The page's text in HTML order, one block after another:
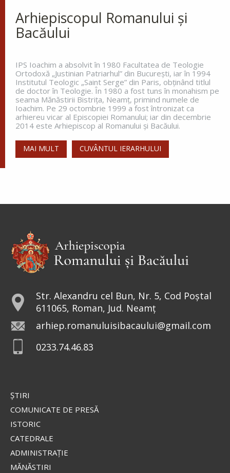
veneau la dânsul și îi aducea de...
Sfântul Cuvios Nicanor s-a născut
în anul 1491, în Tesalonic. Părinții
săi, Ioan și Maria, doi credincioși
înstăriți, au întâmpinat mari
greutăți în a dobândi prunci....
Sfânta Irina,
de bărbați, sfânta a avut curajul să
Sfântul Sfinţit Mucenic Narcis,
Cinstirea Sfintei Icoane a
îmbrăcată într-o mantie roșie strălucitoare și un
Fraților, lauda noastră aceasta este: mărturia
Arhiepiscopul Romanului și
Bacăului
IPS Ioachim a absolvit în 1980 Facultatea de Teologie
Ortodoxă „Justinian Patriarhul” din Bucureşti, iar în 1994
Institutul Teologic „Saint Serge” din Paris, obţinând titlul
de doctor în Teologie. În 1980 a fost tuns în monahism pe
seama Mănăstirii Bistriţa, Neamţ, primind numele de
Ioachim. Pe 29 octombrie 1999 a fost întronizat ca
arhiereu vicar al Episcopiei Romanului; iar din decembrie
2014 este Arhiepiscop al Romanului și Bacăului.
MAI MULT CUVÂNTUL IERARHULUI
Str. Alexandru cel Bun, Nr. 5, Cod Poștal
611065, Roman, Jud. Neamț
arhiep.romanuluisibacaului@gmail.com
0233.74.46.83
ŞTIRI
COMUNICATE DE PRESĂ
ISTORIC
CATEDRALE
ADMINISTRAŢIE
MĂNĂSTIRI